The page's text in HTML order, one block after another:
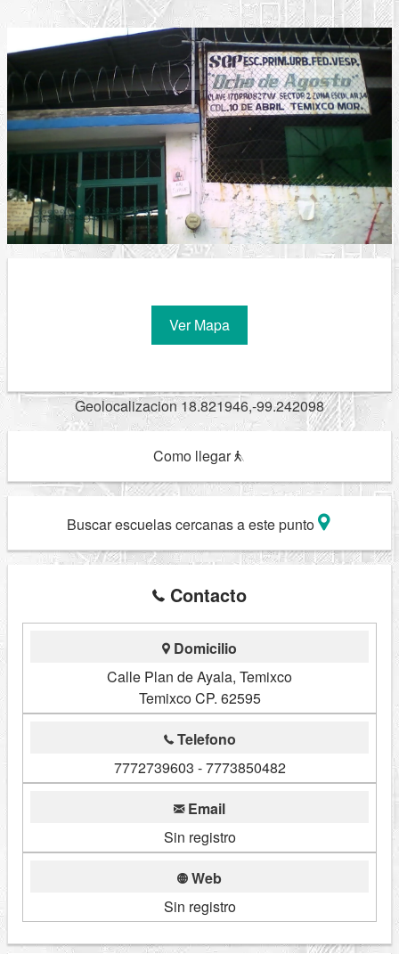
Ver Mapa
Geolocalizacion 18.821946,-99.242098
Como llegar
Buscar escuelas cercanas a este punto
Contacto
Domicilio
Calle Plan de Ayala, Temixco
Temixco CP. 62595
Telefono
7772739603 - 7773850482
Email
Sin registro
Web
Sin registro